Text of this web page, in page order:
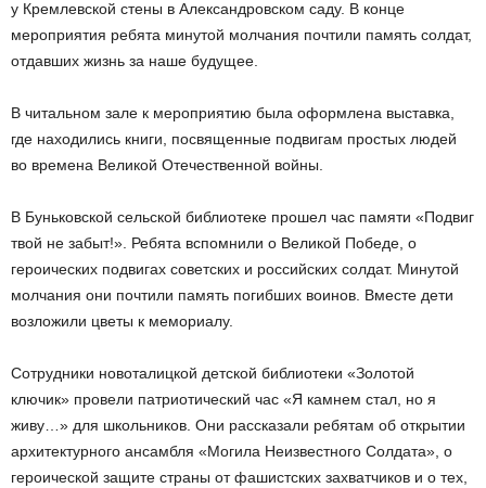
у Кремлевской стены в Александровском саду. В конце
мероприятия ребята минутой молчания почтили память солдат,
отдавших жизнь за наше будущее.
В читальном зале к мероприятию была оформлена выставка,
где находились книги, посвященные подвигам простых людей
во времена Великой Отечественной войны.
В Буньковской сельской библиотеке прошел час памяти «Подвиг
твой не забыт!». Ребята вспомнили о Великой Победе, о
героических подвигах советских и российских солдат. Минутой
молчания они почтили память погибших воинов. Вместе дети
возложили цветы к мемориалу.
Сотрудники новоталицкой детской библиотеки «Золотой
ключик» провели патриотический час «Я камнем стал, но я
живу…» для школьников. Они рассказали ребятам об открытии
архитектурного ансамбля «Могила Неизвестного Солдата», о
героической защите страны от фашистских захватчиков и о тех,